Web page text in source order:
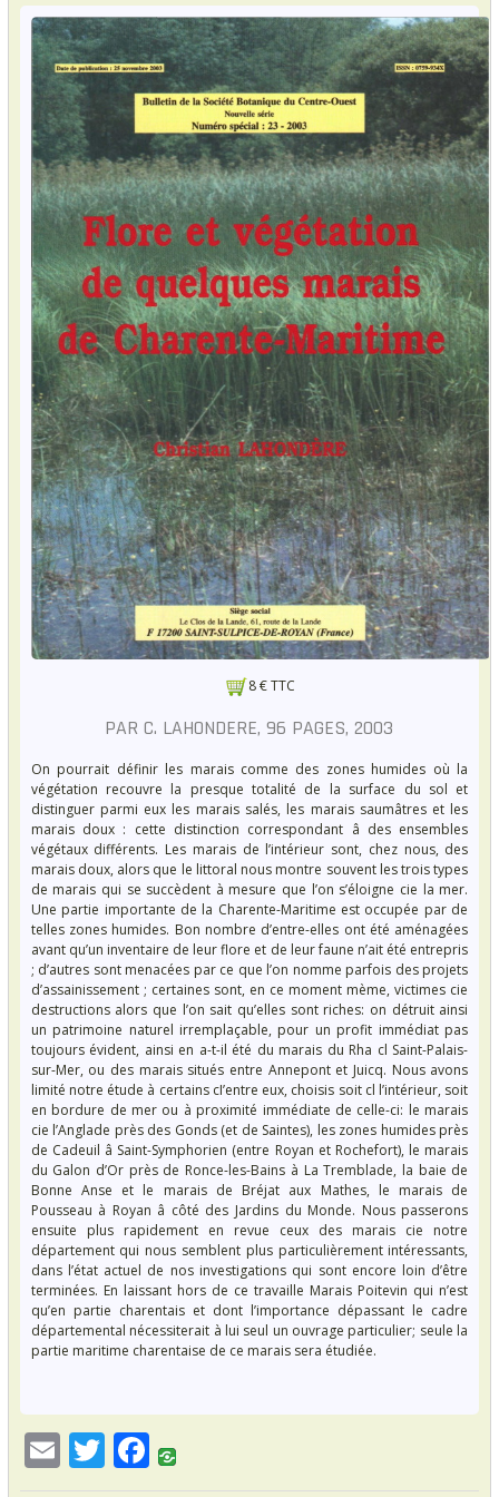
8 € TTC
PAR C. LAHONDERE, 96 PAGES, 2003
On pourrait définir les marais comme des zones humides où la
végétation recouvre la presque totalité de la surface du sol et
distinguer parmi eux les marais salés, les marais saumâtres et les
marais doux : cette distinction correspondant â des ensembles
végétaux différents. Les marais de l’intérieur sont, chez nous, des
marais doux, alors que le littoral nous montre souvent les trois types
de marais qui se succèdent à mesure que l’on s’éloigne cie la mer.
Une partie importante de la Charente-Maritime est occupée par de
telles zones humides. Bon nombre d’entre-elles ont été aménagées
avant qu’un inventaire de leur flore et de leur faune n’ait été entrepris
; d’autres sont menacées par ce que l’on nomme parfois des projets
d’assainissement ; certaines sont, en ce moment mème, victimes cie
destructions alors que l’on sait qu’elles sont riches: on détruit ainsi
un patrimoine naturel irremplaçable, pour un profit immédiat pas
toujours évident, ainsi en a-t-il été du marais du Rha cl Saint-Palais-
sur-Mer, ou des marais situés entre Annepont et Juicq. Nous avons
limité notre étude à certains cI’entre eux, choisis soit cl l’intérieur, soit
en bordure de mer ou à proximité immédiate de celle-ci: le marais
cie l’Anglade près des Gonds (et de Saintes), les zones humides près
de Cadeuil â Saint-Symphorien (entre Royan et Rochefort), le marais
du Galon d’Or près de Ronce-les-Bains à La Tremblade, la baie de
Bonne Anse et le marais de Bréjat aux Mathes, le marais de
Pousseau à Royan â côté des Jardins du Monde. Nous passerons
ensuite plus rapidement en revue ceux des marais cie notre
département qui nous semblent plus particulièrement intéressants,
dans l’état actuel de nos investigations qui sont encore loin d’être
terminées. En laissant hors de ce travaille Marais Poitevin qui n’est
qu’en partie charentais et dont l’importance dépassant le cadre
départemental nécessiterait à lui seul un ouvrage particulier; seule la
partie maritime charentaise de ce marais sera étudiée.
E T F